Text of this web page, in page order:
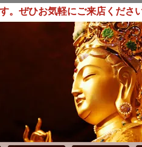
ぜひお気軽にご来店くださ